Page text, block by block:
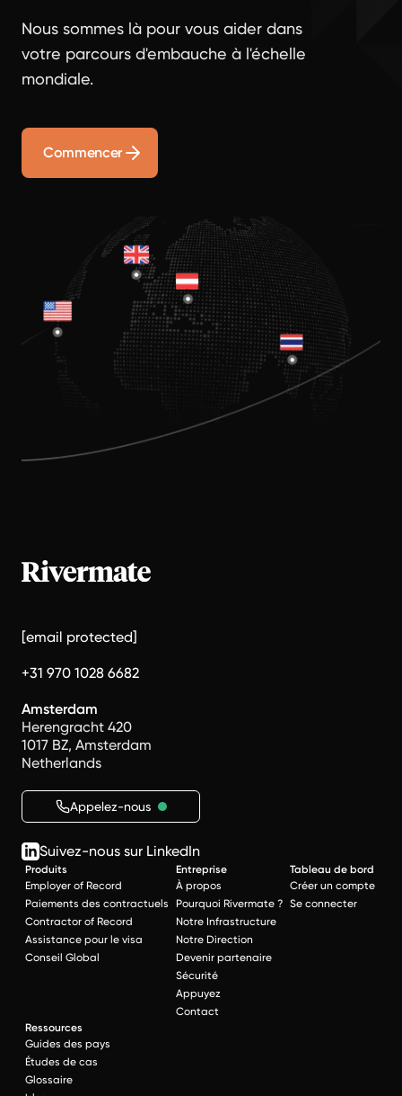
Nous sommes là pour vous aider dans
votre parcours d'embauche à l'échelle
mondiale.
Commencer
[email protected]
+31 970 1028 6682
Amsterdam
Herengracht 420
1017 BZ, Amsterdam
Netherlands
Appelez-nous
Suivez-nous sur LinkedIn
Produits
Employer of Record
Paiements des contractuels
Contractor of Record
Assistance pour le visa
Conseil Global
Entreprise
À propos
Pourquoi Rivermate ?
Notre Infrastructure
Notre Direction
Devenir partenaire
Sécurité
Appuyez
Contact
Tableau de bord
Créer un compte
Se connecter
Ressources
Guides des pays
Études de cas
Glossaire